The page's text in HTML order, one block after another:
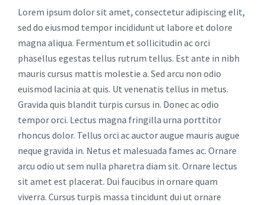
Lorem ipsum dolor sit amet, consectetur adipiscing elit,
sed do eiusmod tempor incididunt ut labore et dolore
magna aliqua. Fermentum et sollicitudin ac orci
phasellus egestas tellus rutrum tellus. Est ante in nibh
mauris cursus mattis molestie a. Sed arcu non odio
euismod lacinia at quis. Ut venenatis tellus in metus.
Gravida quis blandit turpis cursus in. Donec ac odio
tempor orci. Lectus magna fringilla urna porttitor
rhoncus dolor. Tellus orci ac auctor augue mauris augue
neque gravida in. Netus et malesuada fames ac. Ornare
arcu odio ut sem nulla pharetra diam sit. Ornare lectus
sit amet est placerat. Dui faucibus in ornare quam
viverra. Cursus turpis massa tincidunt dui ut ornare